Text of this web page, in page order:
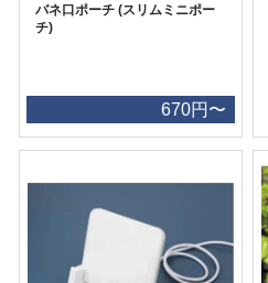
バネ口ポーチ (スリムミニポー
チ)
670円〜